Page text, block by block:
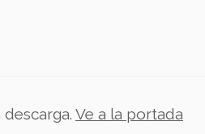
Ve a la portada